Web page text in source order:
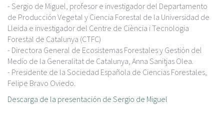
- Sergio de Miguel, profesor e investigador del Departamento
de Producción Vegetal y Ciencia Forestal de la Universidad de
Lleida e investigador del Centre de Ciència i Tecnologia
Forestal de Catalunya (CTFC)
- Directora General de Ecosistemas Forestales y Gestión del
Medio de la Generalitat de Catalunya, Anna Sanitjas Olea.
- Presidente de la Sociedad Española de Ciencias Forestales,
Felipe Bravo Oviedo.
Descarga de la presentación de Sergio de Miguel